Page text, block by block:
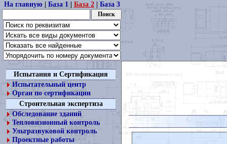
На главную| База 1| База 2| База 3
Испытания и Сертификация
Испытательный центр
Орган по сертификации
Строительная экспертиза
Обследование зданий
Тепловизионный контроль
Ультразвуковой контроль
Проектные работы